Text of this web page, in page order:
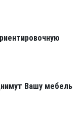
Вашу мебель